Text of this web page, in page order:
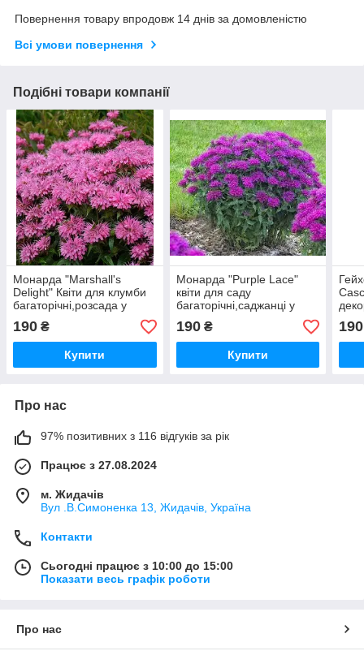
Повернення товару впродовж 14 днів за домовленістю
Всі умови повернення
Подібні товари компанії
Монарда "Marshall's
Delight" Квіти для клумби
багаторічні,розсада у
горщиках,рослини для
саду
190 ₴
Купити
Монарда "Purple Lace"
квіти для саду
багаторічні,саджанці у
горщиках,розсада
190₴
Купити
190
Про нас
97% позитивних з 116 відгуків за рік
Працює з 27.08.2024
м. Жидачів
Вул .В.Симоненка 13, Жидачів, Україна
Контакти
Сьогодні працює з 10:00 до 15:00
Показати весь графік роботи
Про нас